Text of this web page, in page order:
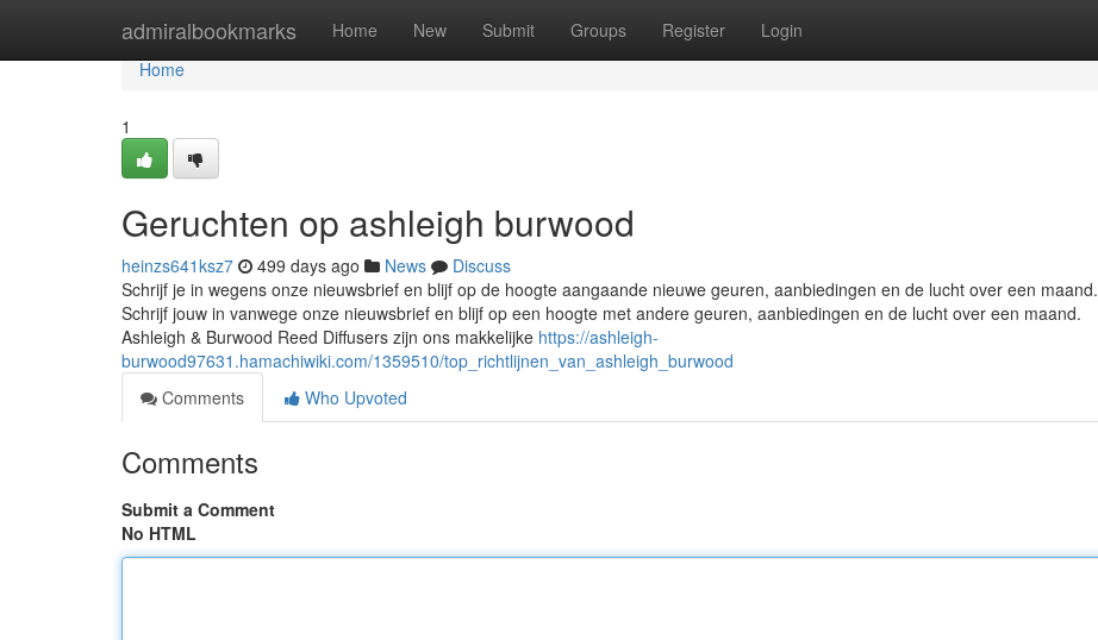
admiralbookmarks Home New Submit Groups Register Login
Home
Home
1
Geruchten op ashleigh burwood
heinzs641ksz7 499 days ago News
Discuss
Schrijf je in wegens onze nieuwsbrief en blijf op de hoogte aangaande nieuwe geuren, aanbiedingen en de lucht over een maand.
Schrijf jouw in vanwege onze nieuwsbrief en blijf op een hoogte met andere geuren, aanbiedingen en de lucht over een maand.
Ashleigh & Burwood Reed Diffusers zijn ons makkelijke https://ashleigh-
burwood97631.hamachiwiki.com/1359510/top_richtlijnen_van_ashleigh_burwood
Comments
Who Upvoted
Comments
Submit a Comment
No HTML